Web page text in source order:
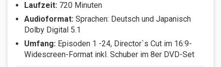
Laufzeit: 720 Minuten
Audioformat: Sprachen: Deutsch und Japanisch
Dolby Digital 5.1
Umfang: Episoden 1 -24, Director`s Cut im 16:9-
Widescreen-Format inkl. Schuber im 8er DVD-Set